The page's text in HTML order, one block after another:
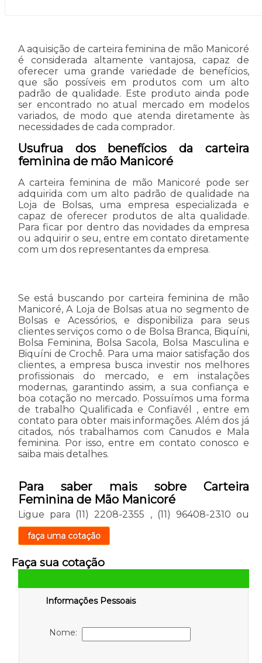
A aquisição de carteira feminina de mão Manicoré
é considerada altamente vantajosa, capaz de
oferecer uma grande variedade de benefícios,
que são possíveis em produtos com um alto
padrão de qualidade. Este produto ainda pode
ser encontrado no atual mercado em modelos
variados, de modo que atenda diretamente às
necessidades de cada comprador.
Usufrua dos benefícios da carteira
feminina de mão Manicoré
A carteira feminina de mão Manicoré pode ser
adquirida com um alto padrão de qualidade na
Loja de Bolsas, uma empresa especializada e
capaz de oferecer produtos de alta qualidade.
Para ficar por dentro das novidades da empresa
ou adquirir o seu, entre em contato diretamente
com um dos representantes da empresa.
Se está buscando por carteira feminina de mão
Manicoré, A Loja de Bolsas atua no segmento de
Bolsas e Acessórios, e disponibiliza para seus
clientes serviços como o de Bolsa Branca, Biquíni,
Bolsa Feminina, Bolsa Sacola, Bolsa Masculina e
Biquíni de Crochê. Para uma maior satisfação dos
clientes, a empresa busca investir nos melhores
profissionais do mercado, e em instalações
modernas, garantindo assim, a sua confiança e
boa cotação no mercado. Possuímos uma forma
de trabalho Qualificada e Confiavél , entre em
contato para obter mais informações. Além dos já
citados, nós trabalhamos com Canudos e Mala
feminina. Por isso, entre em contato conosco e
saiba mais detalhes.
Para saber mais sobre Carteira
Feminina de Mão Manicoré
Ligue para (11) 2208-2355 , (11) 96408-2310 ou
faça uma cotação
Faça sua cotação
Informações Pessoais
Nome: